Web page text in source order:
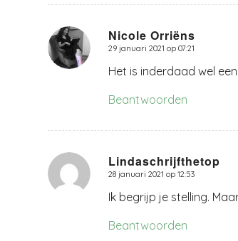
Nicole Orriëns
zegt:
29 januari 2021 op 07:21
Het is inderdaad wel
Beantwoorden
Lindaschrijfthetop
zegt:
28 januari 2021 op 12:53
Ik begrijp je stelling.
Beantwoorden